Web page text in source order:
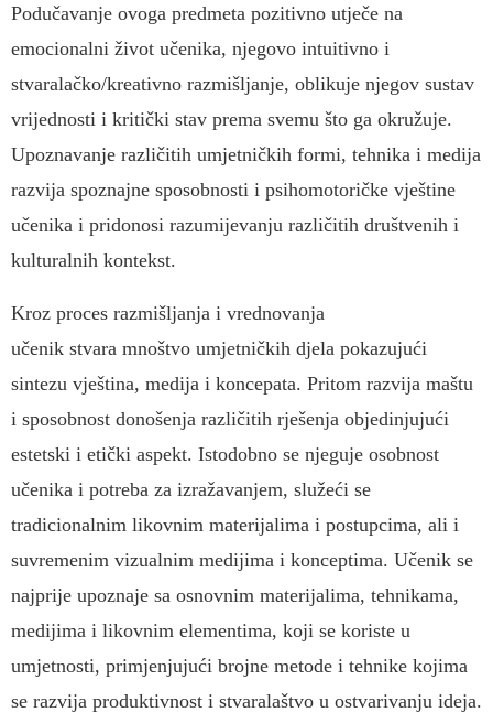
Podučavanje ovoga predmeta pozitivno utječe na
emocionalni život učenika, njegovo intuitivno i
stvaralačko/kreativno razmišljanje, oblikuje njegov sustav
vrijednosti i kritički stav prema svemu što ga okružuje.
Upoznavanje različitih umjetničkih formi, tehnika i medija
razvija spoznajne sposobnosti i psihomotoričke vještine
učenika i pridonosi razumijevanju različitih društvenih i
kulturalnih kontekst.
Kroz proces razmišljanja i vrednovanja
učenik stvara mnoštvo umjetničkih djela pokazujući
sintezu vještina, medija i koncepata. Pritom razvija maštu
i sposobnost donošenja različitih rješenja objedinjujući
estetski i etički aspekt. Istodobno se njeguje osobnost
učenika i potreba za izražavanjem, služeći se
tradicionalnim likovnim materijalima i postupcima, ali i
suvremenim vizualnim medijima i konceptima. Učenik se
najprije upoznaje sa osnovnim materijalima, tehnikama,
medijima i likovnim elementima, koji se koriste u
umjetnosti, primjenjujući brojne metode i tehnike kojima
se razvija produktivnost i stvaralaštvo u ostvarivanju ideja.